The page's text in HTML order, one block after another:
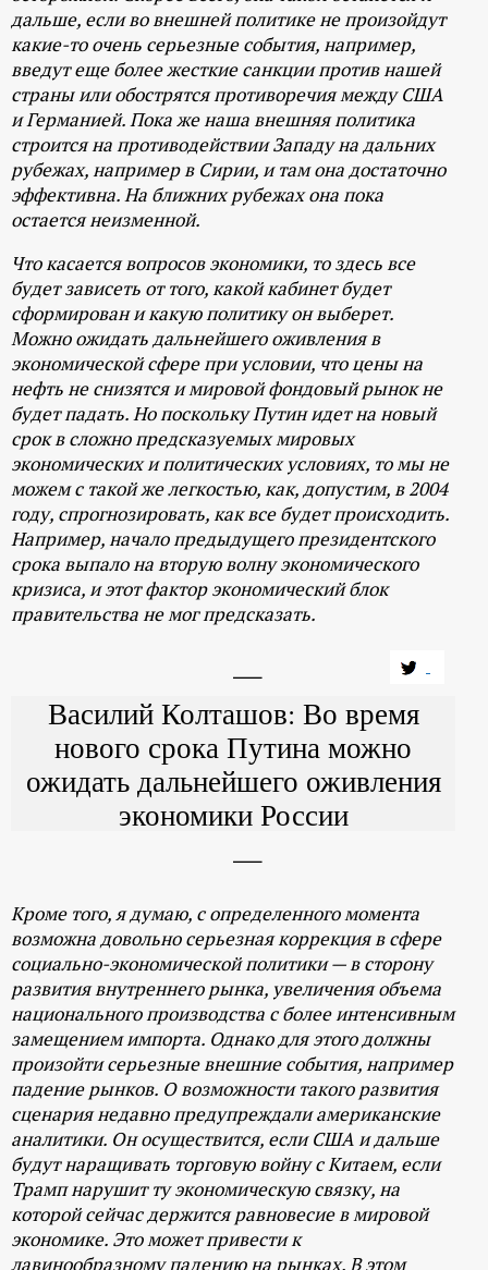
дальше, если во внешней политике не произойдут
какие-то очень серьезные события, например,
введут еще более жесткие санкции против нашей
страны или обострятся противоречия между США
и Германией. Пока же наша внешняя политика
строится на противодействии Западу на дальних
рубежах, например в Сирии, и там она достаточно
эффективна. На ближних рубежах она пока
остается неизменной.
Что касается вопросов экономики, то здесь все
будет зависеть от того, какой кабинет будет
сформирован и какую политику он выберет.
Можно ожидать дальнейшего оживления в
экономической сфере при условии, что цены на
нефть не снизятся и мировой фондовый рынок не
будет падать. Но поскольку Путин идет на новый
срок в сложно предсказуемых мировых
экономических и политических условиях, то мы не
можем с такой же легкостью, как, допустим, в 2004
году, спрогнозировать, как все будет происходить.
Например, начало предыдущего президентского
срока выпало на вторую волну экономического
кризиса, и этот фактор экономический блок
правительства не мог предсказать.
Василий Колташов: Во время
нового срока Путина можно
ожидать дальнейшего оживления
экономики России
Кроме того, я думаю, с определенного момента
возможна довольно серьезная коррекция в сфере
социально-экономической политики — в сторону
развития внутреннего рынка, увеличения объема
национального производства с более интенсивным
замещением импорта. Однако для этого должны
произойти серьезные внешние события, например
падение рынков. О возможности такого развития
сценария недавно предупреждали американские
аналитики. Он осуществится, если США и дальше
будут наращивать торговую войну с Китаем, если
Трамп нарушит ту экономическую связку, на
которой сейчас держится равновесие в мировой
экономике. Это может привести к
лавинообразному падению на рынках. В этом